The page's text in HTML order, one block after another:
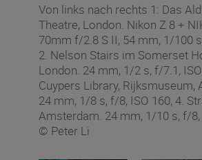
Von links nach rechts 1: Das
Theatre, London. Nikon Z 8 +
70mm f/2.8 S II, 54 mm, 1/100
2. Nelson Stairs im Somerset
London. 24 mm, 1/2 s, f/7.1,
Cuypers Library, Rijksmuseum,
24 mm, 1/8 s, f/8, ISO 160, 4.
Amsterdam. 24 mm, 1/10 s, f/8,
© Peter Li